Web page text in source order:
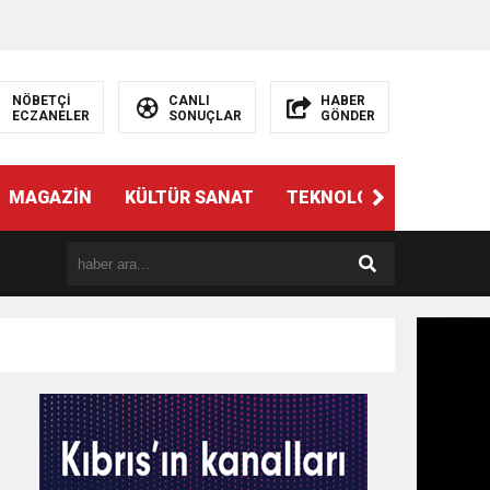
NÖBETÇİ
ECZANELER
CANLI
SONUÇLAR
HABER
GÖNDER
MAGAZİN KÜLTÜR SANAT TEKNOLOJİ